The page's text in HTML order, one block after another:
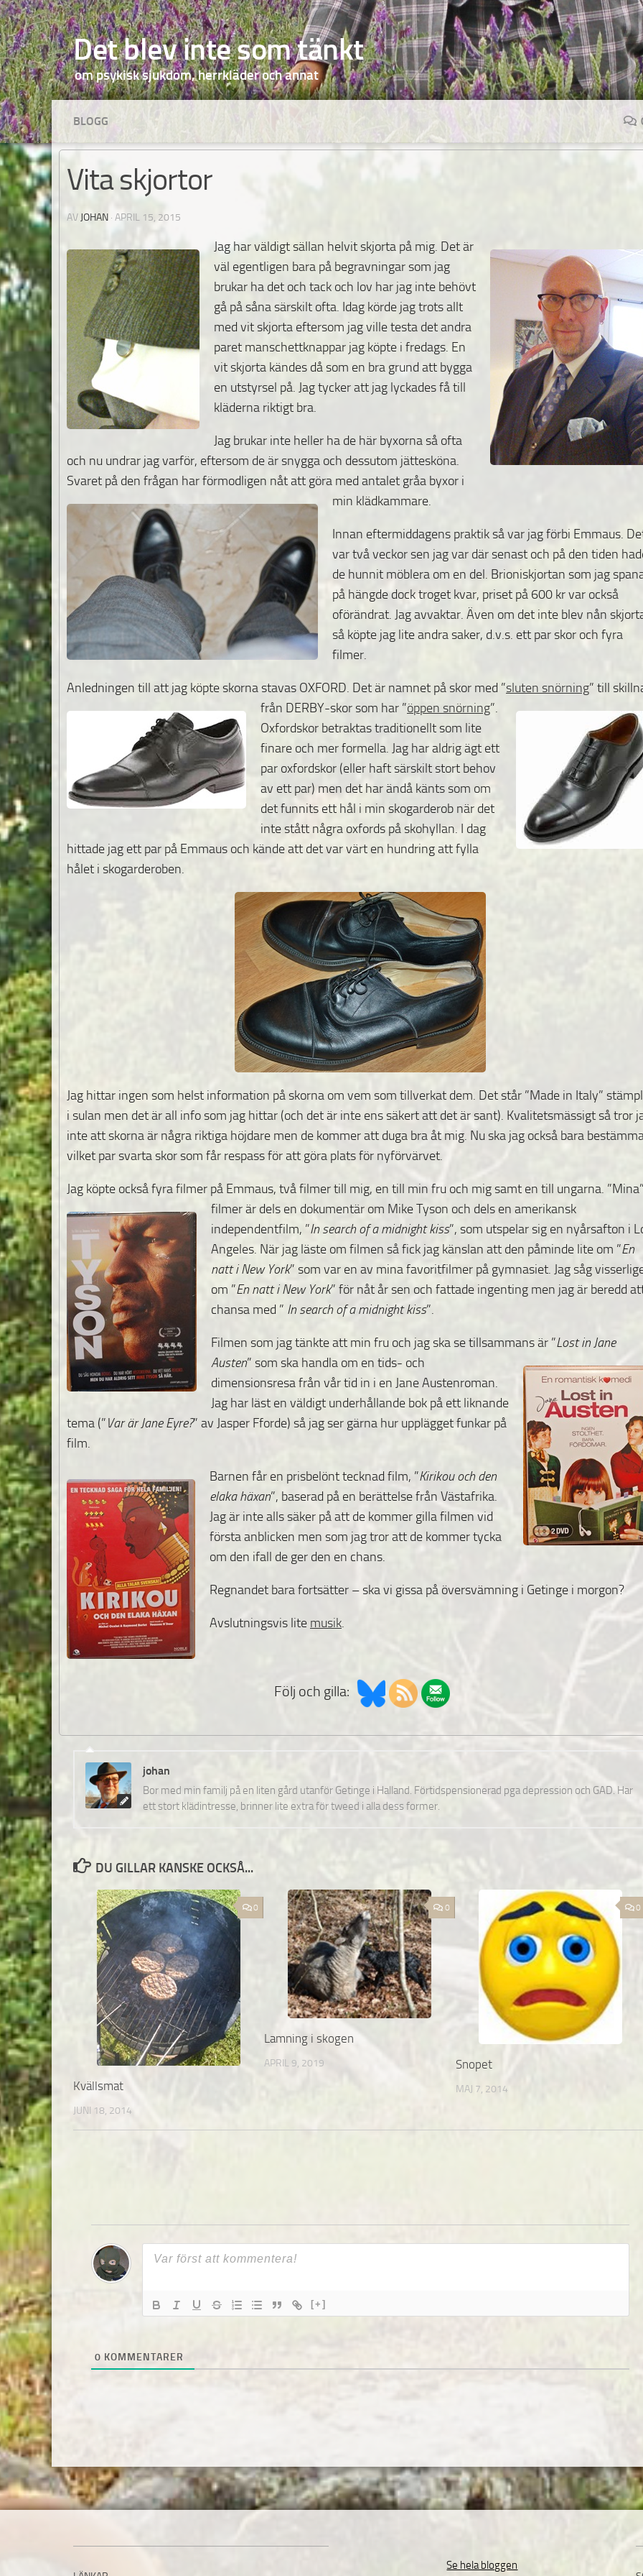
Hoppa till innehåll
Det blev inte som tänkt
om psykisk sjukdom, herrkläder och annat
BLOGG
Vita skjortor
AV JOHAN · APRIL 15, 2015
Jag har väldigt sällan helvit skjorta på mig. Det är
väl egentligen bara på begravningar som jag
brukar ha det och tack och lov har jag inte behövt
gå på såna särskilt ofta. Idag körde jag trots allt
med vit skjorta eftersom jag ville testa det andra
paret manschettknappar jag köpte i fredags. En
vit skjorta kändes då som en bra grund att bygga
en utstyrsel på. Jag tycker att jag lyckades få till
kläderna riktigt bra.
Jag brukar inte heller ha de här byxorna så ofta
och nu undrar jag varför, eftersom de är snygga och dessutom jättesköna.
Svaret på den frågan har förmodligen nåt att göra med antalet gråa byxor i
min klädkammare.
Innan eftermiddagens praktik så var jag förbi Emmaus.
var två veckor sen jag var där senast och på den tiden
de hunnit möblera om en del. Brioniskjortan som jag
på hängde dock troget kvar, priset på 600 kr var också
oförändrat. Jag avvaktar. Även om det inte blev nån
så köpte jag lite andra saker, d.v.s. ett par skor och fyra
filmer.
Anledningen till att jag köpte skorna stavas OXFORD. Det är namnet på skor med ”sluten snörning” till
från DERBY-skor som har ”öppen snörning”.
Oxfordskor betraktas traditionellt som lite
finare och mer formella. Jag har aldrig ägt ett
par oxfordskor (eller haft särskilt stort behov
av ett par) men det har ändå känts som om
det funnits ett hål i min skogarderob när det
inte stått några oxfords på skohyllan. I dag
hittade jag ett par på Emmaus och kände att det var värt en hundring att fylla
hålet i skogarderoben.
Jag hittar ingen som helst information på skorna om vem som tillverkat dem. Det står ”Made in Italy”
i sulan men det är all info som jag hittar (och det är inte ens säkert att det är sant). Kvalitetsmässigt så tror
inte att skorna är några riktiga höjdare men de kommer att duga bra åt mig. Nu ska jag också bara
vilket par svarta skor som får respass för att göra plats för nyförvärvet.
Jag köpte också fyra filmer på Emmaus, två filmer till mig, en till min fru och mig samt en till ungarna.
filmer är dels en dokumentär om Mike Tyson och dels en amerikansk
independentfilm, ”In search of a midnight kiss”, som utspelar sig en nyårsafton i
Angeles. När jag läste om filmen så fick jag känslan att den påminde lite om ”En
natt i New York” som var en av mina favoritfilmer på gymnasiet. Jag såg
om ”En natt i New York” för nåt år sen och fattade ingenting men jag är beredd
chansa med ” In search of a midnight kiss”.
Filmen som jag tänkte att min fru och jag ska se tillsammans är ”Lost in Jane
Austen” som ska handla om en tids- och
dimensionsresa från vår tid in i en Jane Austenroman.
Jag har läst en väldigt underhållande bok på ett liknande
tema (”Var är Jane Eyre?” av Jasper Fforde) så jag ser gärna hur upplägget funkar på
film.
Barnen får en prisbelönttecknad film, ”Kirikou och den
elaka häxan”, baserad på en berättelse från Västafrika.
Jag är inte alls säker på att de kommer gilla filmen vid
första anblicken men som jag tror att de kommer tycka
om den ifall de ger den en chans.
Regnandet bara fortsätter – ska vi gissa på översvämning i Getinge i morgon?
Avslutningsvis lite musik.
Följ och gilla:
johan
Bor med min familj på en liten gård utanför Getinge i Halland. Förtidspensionerad pga depression och GAD. Har
ett stort klädintresse, brinner lite extra för tweed i alla dess former.
DU GILLAR KANSKE OCKSÅ...
0
Kvällsmat
JUNI 18, 2014
0
Lamning i skogen
APRIL 9, 2019
0
Snopet
MAJ 7, 2014
[+]
0 KOMMENTARER
Se hela bloggen